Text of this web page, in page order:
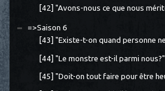
[42] "Avons-nous ce que nous
=>Saison 6
[43] "Existe-t-on quand personne
[44] "Le monstre est-il parmi nous?"
[45] "Doit-on tout faire pour être